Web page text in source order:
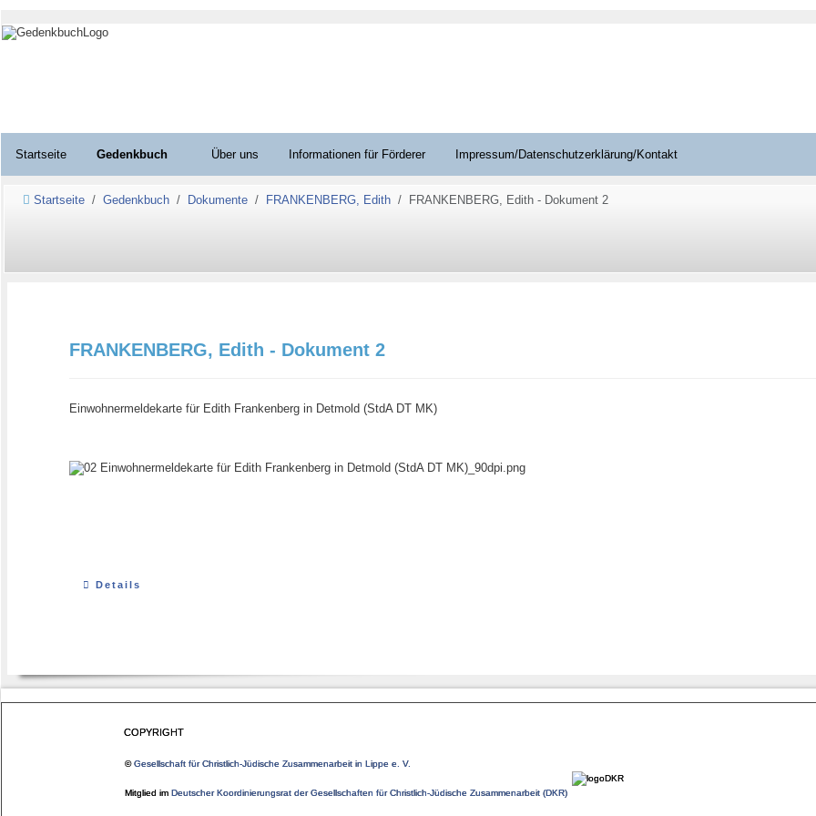
Startseite Gedenkbuch Über uns Informationen für Förderer Impressum/Datenschutzerklärung/Kontakt
Startseite Gedenkbuch Dokumente FRANKENBERG, Edith FRANKENBERG, Edith - Dokument 2
COPYRIGHT
©Gesellschaft für Christlich-Jüdische Zusammenarbeit in Lippe e. V.
Mitglied im Deutscher Koordinierungsrat der Gesellschaften für Christlich-Jüdische Zusammenarbeit (DKR)
FRANKENBERG, Edith - Dokument 2
Einwohnermeldekarte für Edith Frankenberg in Detmold (StdA DT MK)
Details